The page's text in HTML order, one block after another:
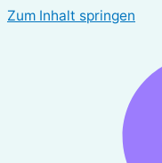
Zum Inhalt springen